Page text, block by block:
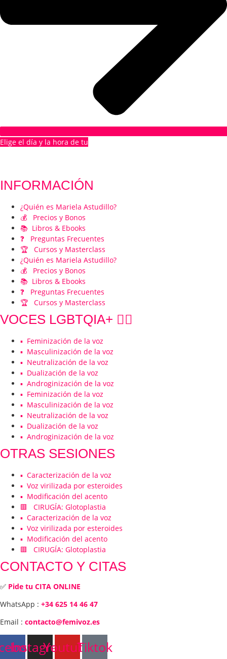
Elige el día y la hora de tu
INFORMACIÓN
¿Quién es Mariela Astudillo?
💰 Precios y Bonos
📚 Libros & Ebooks
❓ Preguntas Frecuentes
🏆 Cursos y Masterclass
¿Quién es Mariela Astudillo?
💰 Precios y Bonos
📚 Libros & Ebooks
❓ Preguntas Frecuentes
🏆 Cursos y Masterclass
VOCES LGBTQIA+ 🏳️‍🌈
▪️ Feminización de la voz
▪️ Masculinización de la voz
▪️ Neutralización de la voz
▪️ Dualización de la voz
▪️ Androginización de la voz
▪️ Feminización de la voz
▪️ Masculinización de la voz
▪️ Neutralización de la voz
▪️ Dualización de la voz
▪️ Androginización de la voz
OTRAS SESIONES
▪️ Caracterización de la voz
▪️ Voz virilizada por esteroides
▪️ Modificación del acento
🟥 CIRUGÍA: Glotoplastia
▪️ Caracterización de la voz
▪️ Voz virilizada por esteroides
▪️ Modificación del acento
🟥 CIRUGÍA: Glotoplastia
CONTACTO Y CITAS
✅ Pide tu CITA ONLINE
WhatsApp : +34 625 14 46 47
Email : contacto@femivoz.es
Instagram
YoutubeTiktok